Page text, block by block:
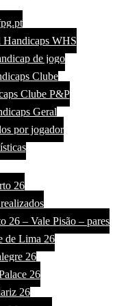
Handicaps WHS
de jogo
Clube
Clube P&P
Geral
por jogador
26
26 – Vale Pisão – pares
de Lima 26
26
26
26